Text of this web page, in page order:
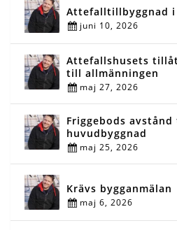
Attefalltillbyggnad i
juni 10, 2026
Attefallshusets
till allmänningen
maj 27, 2026
Friggebods
huvudbyggnad
maj 25, 2026
Krävs bygganmälan
maj 6, 2026